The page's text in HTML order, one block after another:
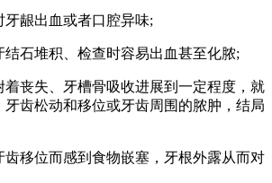
龈出血或者口腔异味;
石堆积、检查时容易出血甚至化脓;
丧失、牙槽骨吸收进展到一定程度，就
齿松动和移位或牙齿周围的脓肿，结局
移位而感到食物嵌塞，牙根外露从而对